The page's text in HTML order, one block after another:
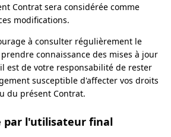
Contrat sera considérée comme
modifications.
à consulter régulièrement le
connaissance des mises à jour
est de votre responsabilité de rester
susceptible d'affecter vos droits
du présent Contrat.
par l'utilisateur final